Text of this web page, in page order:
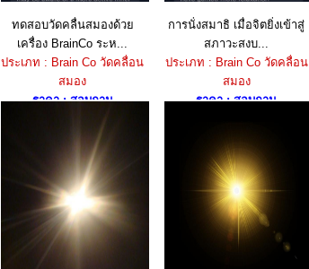
ทดสอบวัดคลื่นสมองด้วย
เครื่อง BrainCo ระห...
ประเภท : Brain Co วัดคลื่อน
สมอง
ราคา : สอบถาม
การนั่งสมาธิ เมื่อจิตยิ่งเข้าสู่
สภาวะสงบ...
ประเภท : Brain Co วัดคลื่อน
สมอง
ราคา : สอบถาม